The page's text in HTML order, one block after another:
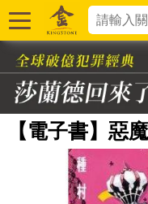
【電子書】惡